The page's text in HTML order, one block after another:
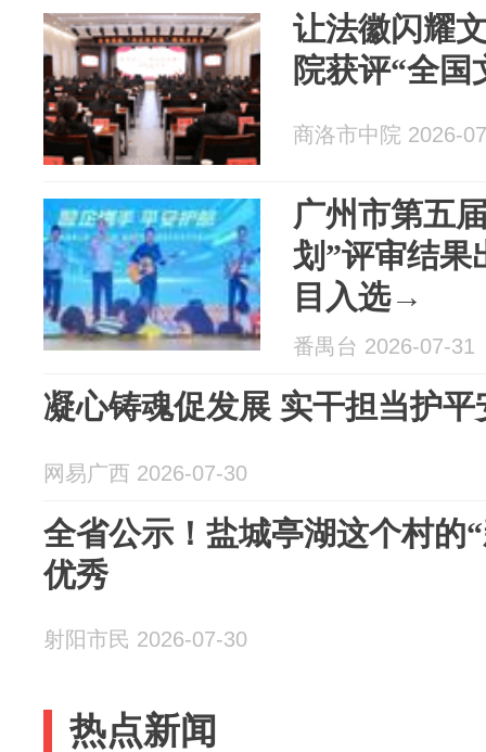
让法徽闪耀
院获评“全国
商洛市中院 2026-
广州市第五
划”评审结果
目入选→
番禺台 2026-07-31
凝心铸魂促发展 实干担当护平
网易广西 2026-07-30
全省公示！盐城亭湖这个村的
优秀
射阳市民 2026-07-30
热点新闻